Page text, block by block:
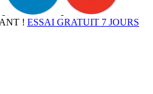
! ESSAI GRATUIT 7 JOURS